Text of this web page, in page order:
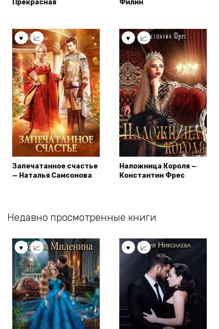
Прекрасная
Филин
Запечатанное счастье
— Наталья Самсонова
Наложница Короля —
Константин Фрес
Недавно просмотренные книги